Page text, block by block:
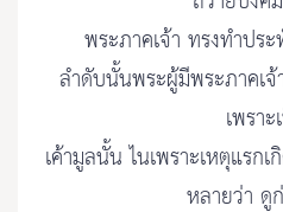
พระภาคเจ้า ทรงทำปร
ลำดับนั้นพระผู้มีพระภาคเจ้
เพรา
เค้ามูลนั้น ไนเพราะเหตุแร
หลายว่า